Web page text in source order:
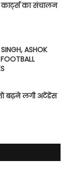
का संचालन
ASHOK
बढ़ने लगी अटेंडेंस